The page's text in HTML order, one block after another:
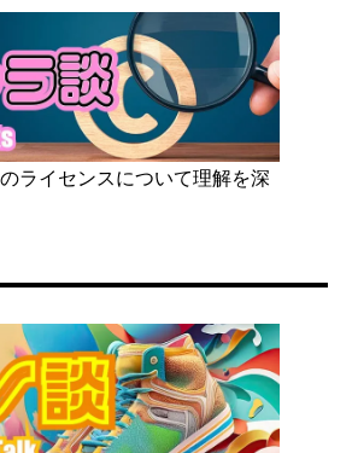
ライセンスについて理解を深